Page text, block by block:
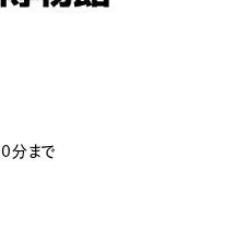
分まで